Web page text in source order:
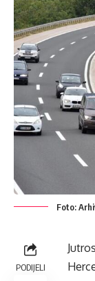
Foto:
PODIJELI